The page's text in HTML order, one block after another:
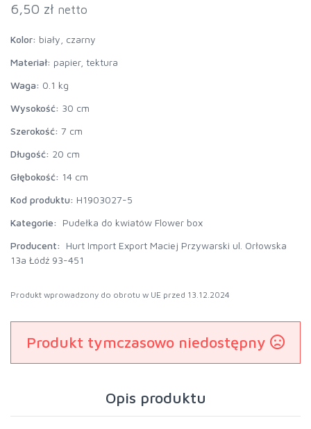
6,50 zł netto
Kolor: biały, czarny
Materiał: papier, tektura
Waga: 0.1 kg
Wysokość: 30 cm
Szerokość: 7 cm
Długość: 20 cm
Głębokość: 14 cm
Kod produktu: H1903027-5
Kategorie:
Pudełka do kwiatów Flower box
Producent:
Hurt Import Export Maciej Przywarski ul. Orłowska
13a Łódź 93-451
Produkt wprowadzony do obrotu w UE przed 13.12.2024
Produkt tymczasowo niedostępny
Opis produktu